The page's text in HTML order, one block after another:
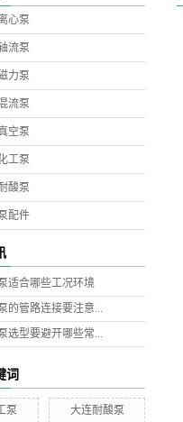
心泵
流泵
力泵
流泵
空泵
工泵
酸泵
配件
适合哪些工况环境
的管路连接要注意...
选型要避开哪些常...
词
泵 大连耐酸泵